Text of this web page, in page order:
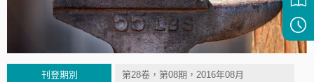
刊登期別 第28卷，第08期，2016年08月